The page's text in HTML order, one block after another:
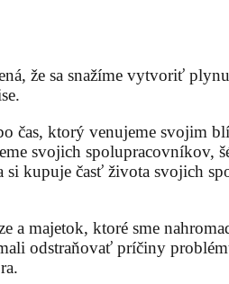
že sa snažíme vytvoriť
čas, ktorý venujeme svojim
svojich spolupracovníkov,
kupuje časť života svojich
a majetok, ktoré sme
odstraňovať príčiny